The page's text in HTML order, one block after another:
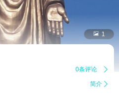
 1
0条评论 
简介 